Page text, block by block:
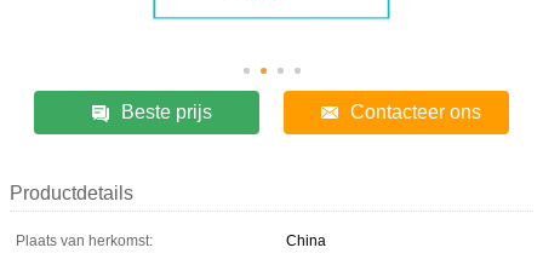
Beste prijs Contacteer ons
Productdetails
Plaats van herkomst:
China